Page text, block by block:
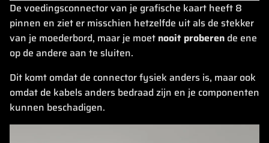
De voedingsconnector van je grafische kaart heeft 8
pinnen en ziet er misschien hetzelfde uit als de stekker
van je moederbord, maar je moet nooit proberen de ene
op de andere aan te sluiten.
Dit komt omdat de connector fysiek anders is, maar ook
omdat de kabels anders bedraad zijn en je componenten
kunnen beschadigen.